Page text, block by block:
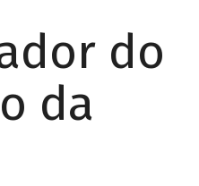
do
da